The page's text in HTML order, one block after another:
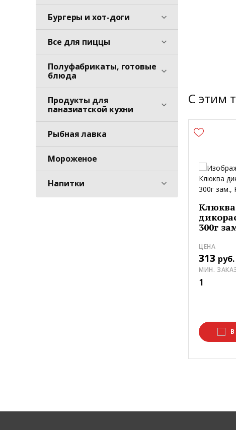
Бургеры и хот-доги
Все для пиццы
Полуфабрикаты, готовые
блюда
Продукты для
паназиатской кухни
Рыбная лавка
Мороженое
Напитки
С этим
Клюква
300г
ЦЕНА
313 руб.
МИН.
1